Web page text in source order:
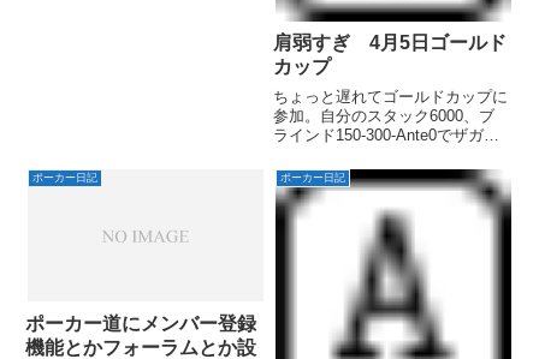
肩弱すぎ 4月5日ゴールド
カップ
ちょっと遅れてゴールドカップに
参加。自分のスタック6000、ブ
ラインド150-300-Ante0でザガン
後ろにから2名リンプ→右隣のBB
がレイズメイク1200→自分スナ
ップコールするとBBから小さな
声で「うわっ...
ポーカー日記
ポーカー道にメンバー登録
機能とかフォーラムとか設
ポーカー日記